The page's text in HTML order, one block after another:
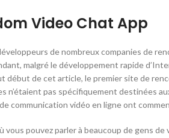
Video Chat App
de nombreux companies de
malgré le développement rapide
début de cet article, le premier site de
n’étaient pas spécifiquement destinées
communication vidéo en ligne ont
vous pouvez parler à beaucoup de gens